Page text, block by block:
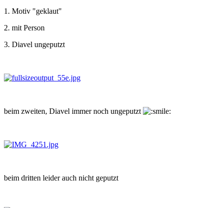
1. Motiv "geklaut"
2. mit Person
3. Diavel ungeputzt
beim zweiten, Diavel immer noch ungeputzt
beim dritten leider auch nicht geputzt